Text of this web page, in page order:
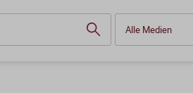
Alle Medien